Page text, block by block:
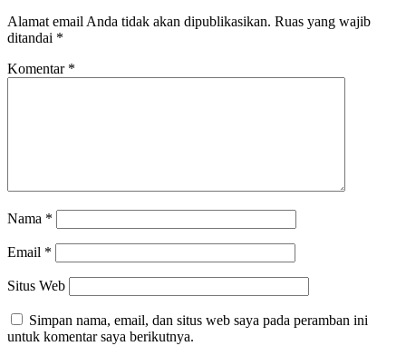
Alamat email Anda tidak akan dipublikasikan. Ruas yang wajib
ditandai *
Komentar *
Nama *
Email *
Situs Web
Simpan nama, email, dan situs web saya pada peramban ini
untuk komentar saya berikutnya.